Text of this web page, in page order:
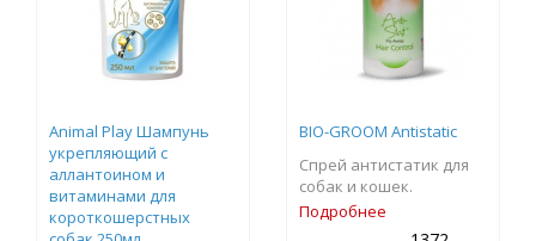
Animal Play Шампунь
укрепляющий с
аллантоином и
витаминами для
короткошерстных
BIO-GROOM Antistatic
Спрей антистатик для
собак и кошек.
Подробнее